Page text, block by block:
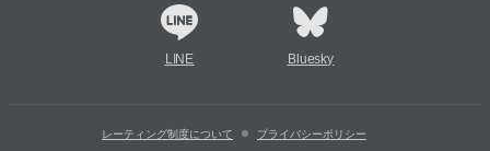
LINE Bluesky
レーティング制度について プライバシーポリシー